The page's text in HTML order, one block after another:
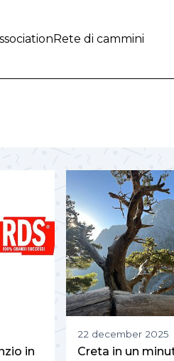
Rete di cammini
in
22 december 2025
Creta in un